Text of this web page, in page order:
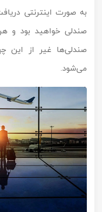
به صورت اینترنتی
صندلی خواهید بود و
صندلی‌ها غیر از این
می‌شود.